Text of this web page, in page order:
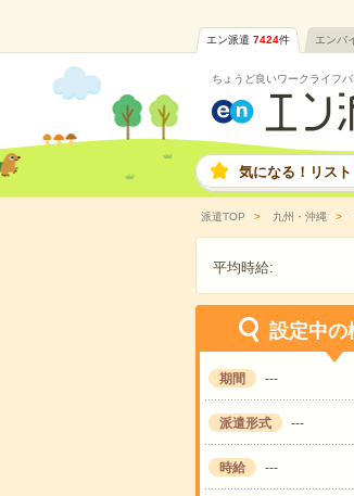
エン派遣 7424件 エンバ
ちょうど良いワークライフ
気になる！リスト
派遣TOP 九州・沖縄
平均時給:
設定中の
期間 ---
派遣形式 ---
時給 ---